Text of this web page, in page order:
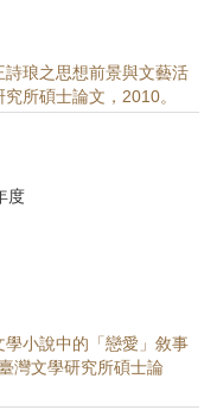
詩琅之思想前景與文藝活
所碩士論文，2010。
度
學小說中的「戀愛」敘事
灣文學研究所碩士論